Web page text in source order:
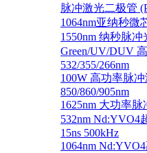
脉冲激光二极管
1064nm亚纳秒
1550nm 纳秒脉
Green/UV/DUV
532/355/266nm
100W 高功率脉
850/860/905nm
1625nm 大功率
532nm Nd:YVO4
15ns 500kHz
1064nm